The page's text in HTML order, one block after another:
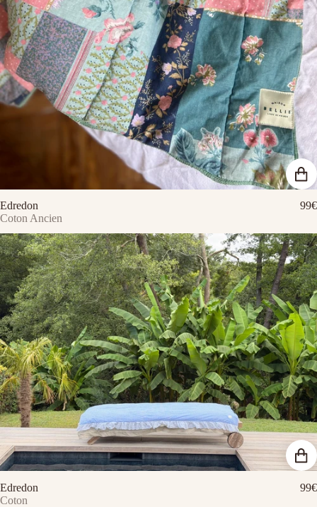
Edredon
99€
Coton Ancien
Edredon
99€
Coton